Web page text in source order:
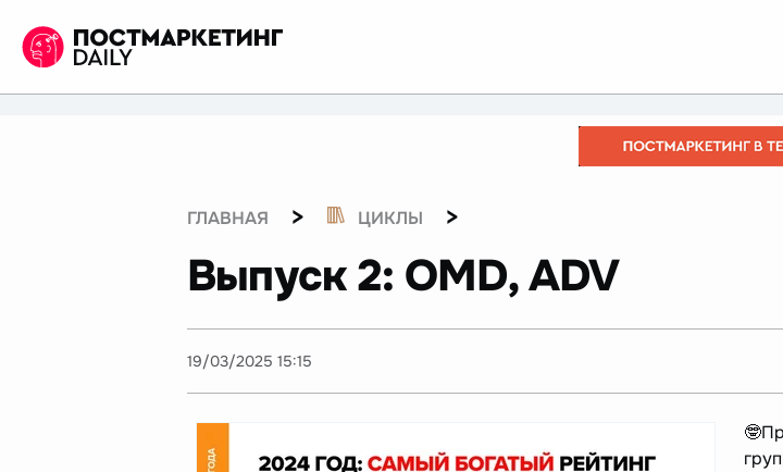
ГЛАВНАЯ > ЦИКЛЫ >
Выпуск 2: OMD, ADV
19/03/2025 15:15